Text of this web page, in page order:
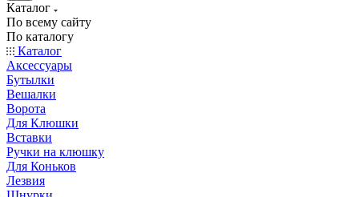
Каталог
По всему сайту
По каталогу
Каталог
Аксессуары
Бутылки
Вешалки
Ворота
Для Клюшки
Вставки
Ручки на клюшку
Для Коньков
Лезвия